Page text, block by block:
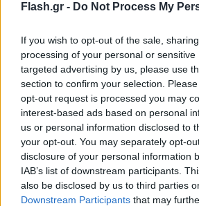
Flash.gr - Do Not Process My
If you wish to opt-out of the sale,
processing of your personal or
targeted advertising by us, please use
section to confirm your selection.
opt-out request is processed you may
interest-based ads based on personal
us or personal information disclosed to
your opt-out. You may separately opt-
disclosure of your personal information
IAB’s list of downstream participants.
also be disclosed by us to third parties
Downstream Participants that may
Οι γιατροί έσπευσαν στον
νοσηλευόταν το κορίτσι και